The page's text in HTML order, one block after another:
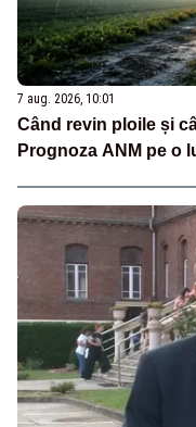
7 aug. 2026, 10:01
Când revin ploile și
Prognoza ANM pe o